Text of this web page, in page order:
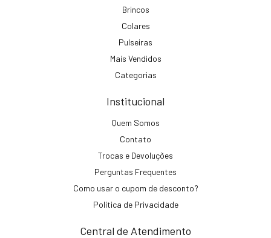
Brincos
Colares
Pulseiras
Mais Vendidos
Categorias
Institucional
Quem Somos
Contato
Trocas e Devoluções
Perguntas Frequentes
Como usar o cupom de desconto?
Política de Privacidade
Central de Atendimento